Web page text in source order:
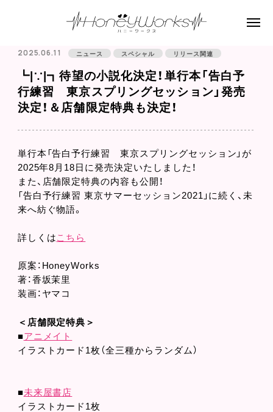
2025.06.11 ニュース スペシャル リリース関連
┗|∵|┓待望の小説化決定！単行本「告白予
行練習 東京スプリングセッション」発売
決定！＆店舗限定特典も決定！
単行本「告白予行練習 東京スプリングセッション」が
2025年8月18日に発売決定いたしました！
また、店舗限定特典の内容も公開！
「告白予行練習 東京サマーセッション2021」に続く、未
来へ紡ぐ物語。
詳しくはこちら
原案：HoneyWorks
著：香坂茉里
装画：ヤマコ
＜店舗限定特典＞
■アニメイト
イラストカード1枚（全三種からランダム）
■未来屋書店
イラストカード1枚